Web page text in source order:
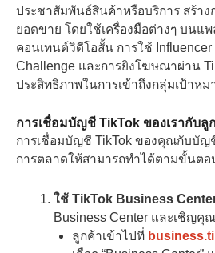
ประชาสัมพันธ์สินค้าหรือบริการ สร้าง
ยอดขาย โดยใช้เครื่องมือต่างๆ บนแ
คอนเทนต์วิดีโอสั้น การใช้ Influencer
Challenge และการยิงโฆษณาผ่าน
ประสิทธิภาพในการเข้าถึงกลุ่มเป้าห
การเชื่อมบัญชี TikTok ของเรากับลู
การเชื่อมบัญชี TikTok ของคุณกับบัญ
การตลาดให้สามารถทำได้ตามขั้นตอ
ใช้ TikTok Business
Business Center และเชิญคุ
ลูกค้าเข้าไปที่